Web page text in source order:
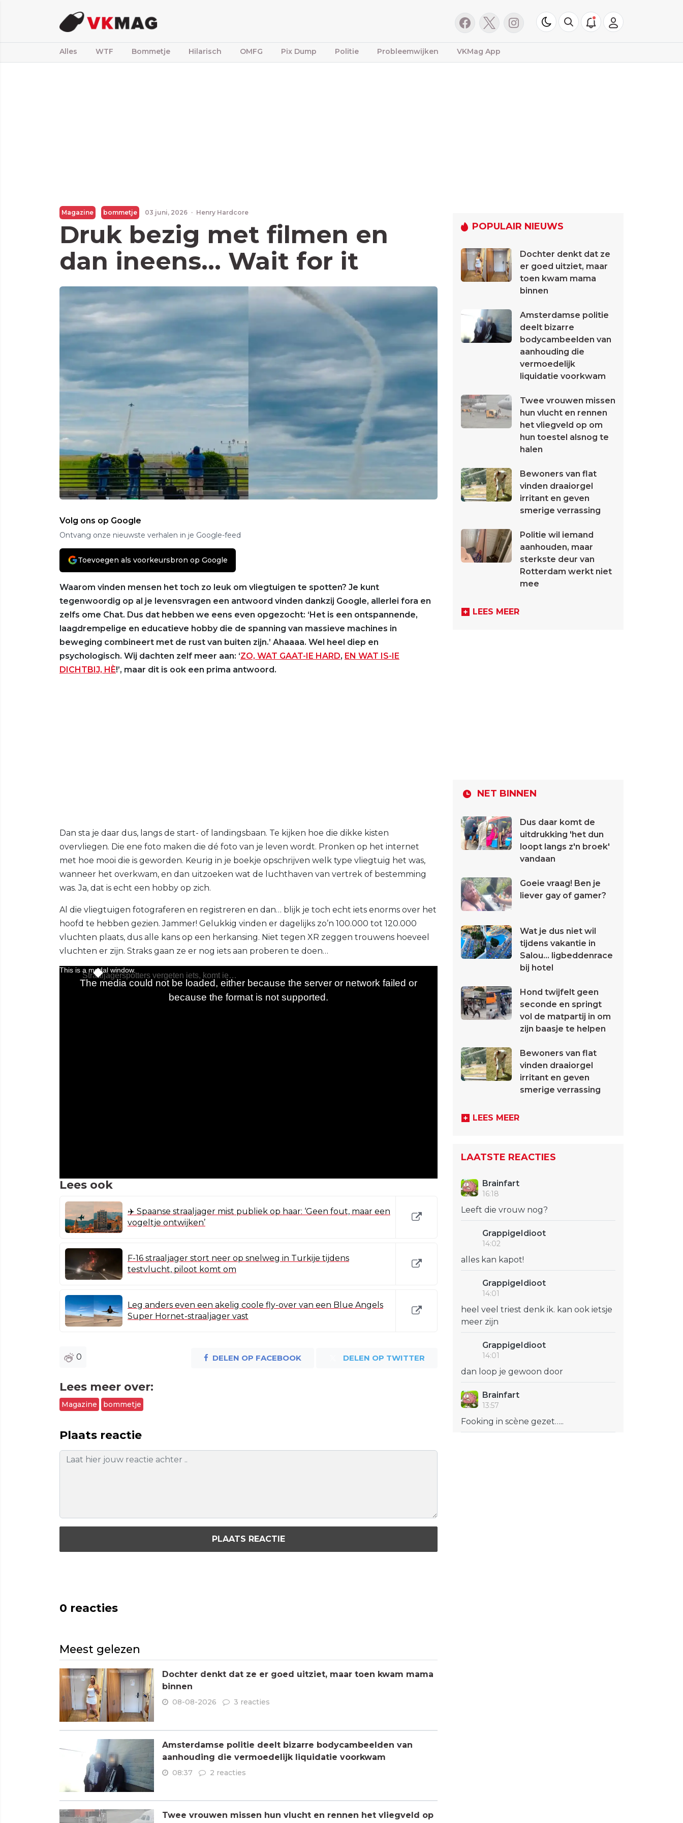
Alles WTF Bommetje Hilarisch OMFG Pix Dump Politie Probleemwijken VKMag App
Magazine bommetje 03 juni, 2026 · Henry Hardcore
Druk bezig met filmen en
dan ineens... Wait for it
Volg ons op Google
Ontvang onze nieuwste verhalen in je Google-feed
Toevoegen als voorkeursbron op Google
Waarom vinden mensen het toch zo leuk om vliegtuigen te spotten? Je kunt
tegenwoordig op al je levensvragen een antwoord vinden dankzij Google, allerlei fora en
zelfs ome Chat. Dus dat hebben we eens even opgezocht: ‘Het is een ontspannende,
laagdrempelige en educatieve hobby die de spanning van massieve machines in
beweging combineert met de rust van buiten zijn.’ Ahaaaa. Wel heel diep en
psychologisch. Wij dachten zelf meer aan: ‘ZO, WAT GAAT-IE HARD, EN WAT IS-IE
DICHTBIJ, HÈ!’, maar dit is ook een prima antwoord.
Dan sta je daar dus, langs de start- of landingsbaan. Te kijken hoe die dikke kisten
overvliegen. Die ene foto maken die dé foto van je leven wordt. Pronken op het internet
met hoe mooi die is geworden. Keurig in je boekje opschrijven welk type vliegtuig het was,
wanneer het overkwam, en dan uitzoeken wat de luchthaven van vertrek of bestemming
was. Ja, dat is echt een hobby op zich.
Al die vliegtuigen fotograferen en registreren en dan… blijk je toch echt iets enorms over het
hoofd te hebben gezien. Jammer! Gelukkig vinden er dagelijks zo’n 100.000 tot 120.000
vluchten plaats, dus alle kans op een herkansing. Niet tegen XR zeggen trouwens hoeveel
vluchten er zijn. Straks gaan ze er nog iets aan proberen te doen…
Lees ook
✈️ Spaanse straaljager mist publiek op haar: ‘Geen fout, maar een
vogeltje ontwijken’
F-16 straaljager stort neer op snelweg in Turkije tijdens
testvlucht, piloot komt om
Leg anders even een akelig coole fly-over van een Blue Angels
Super Hornet-straaljager vast
0 DELEN OP FACEBOOK DELEN OP TWITTER
Lees meer over:
Magazine bommetje
Plaats reactie
PLAATS REACTIE
0 reacties
Meest gelezen
Dochter denkt dat ze er goed uitziet, maar toen kwam mama
binnen
08-08-2026 3 reacties
Amsterdamse politie deelt bizarre bodycambeelden van
aanhouding die vermoedelijk liquidatie voorkwam
08:37 2 reacties
Twee vrouwen missen hun vlucht en rennen het vliegveld op
POPULAIR NIEUWS
Dochter denkt dat ze
er goed uitziet, maar
toen kwam mama
binnen
Amsterdamse politie
deelt bizarre
bodycambeelden van
aanhouding die
vermoedelijk
liquidatie voorkwam
Twee vrouwen missen
hun vlucht en rennen
het vliegveld op om
hun toestel alsnog te
halen
Bewoners van flat
vinden draaiorgel
irritant en geven
smerige verrassing
Politie wil iemand
aanhouden, maar
sterkste deur van
Rotterdam werkt niet
mee
LEES MEER
NET BINNEN
Dus daar komt de
uitdrukking 'het dun
loopt langs z'n broek'
vandaan
Goeie vraag! Ben je
liever gay of gamer?
Wat je dus niet wil
tijdens vakantie in
Salou... ligbeddenrace
bij hotel
Hond twijfelt geen
seconde en springt
vol de matpartij in om
zijn baasje te helpen
Bewoners van flat
vinden draaiorgel
irritant en geven
smerige verrassing
LEES MEER
LAATSTE REACTIES
Brainfart
16:18
Leeft die vrouw nog?
GrappigeIdioot
14:02
alles kan kapot!
GrappigeIdioot
14:01
heel veel triest denk ik. kan ook ietsje
meer zijn
GrappigeIdioot
14:01
dan loop je gewoon door
Brainfart
13:57
Fooking in scène gezet…..